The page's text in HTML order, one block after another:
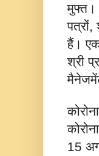
मुफ्त।
हैं।
श्री
15